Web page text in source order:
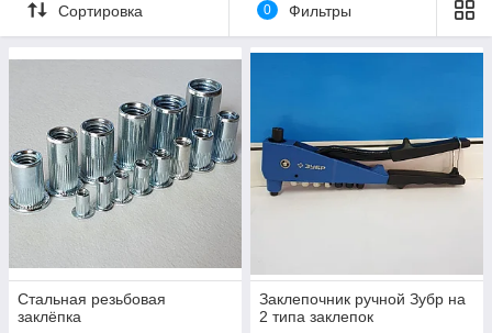
Сортировка 0 Фильтры
Стальная резьбовая
заклёпка
Заклепочник ручной Зубр на
2 типа заклепок